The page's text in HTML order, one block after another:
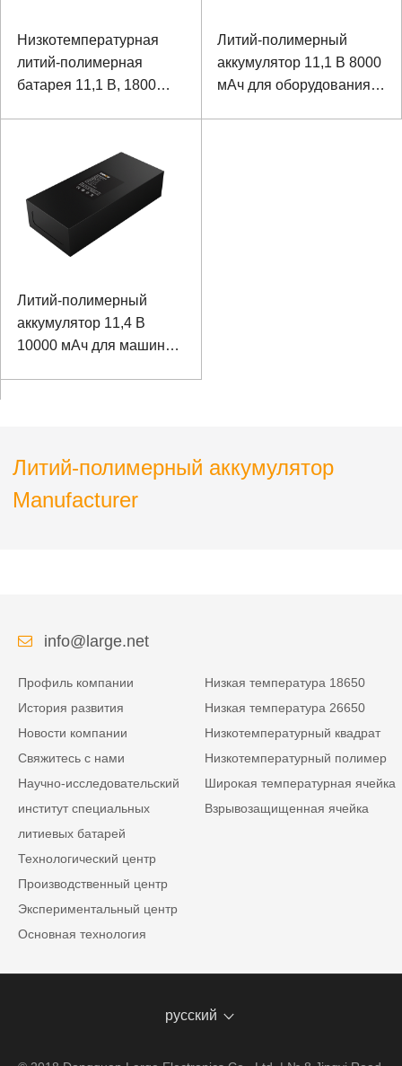
Низкотемпературная
литий-полимерная
батарея 11,1 В, 1800
коммуникацией SMBUS
Литий-полимерный
аккумулятор 11,1 В 8000
мАч для оборудования
Литий-полимерный
аккумулятор 11,4 В
10000 мАч для машины
Литий-полимерный аккумулятор
Manufacturer
info@large.net
Профиль компании
История развития
Новости компании
Свяжитесь с нами
Научно-исследовательский
институт специальных
литиевых батарей
Технологический центр
Производственный центр
Экспериментальный центр
Основная технология
Низкая температура 18650
Низкая температура 26650
Низкотемпературный квадрат
Низкотемпературный полимер
Широкая температурная ячейка
Взрывозащищенная ячейка
русский